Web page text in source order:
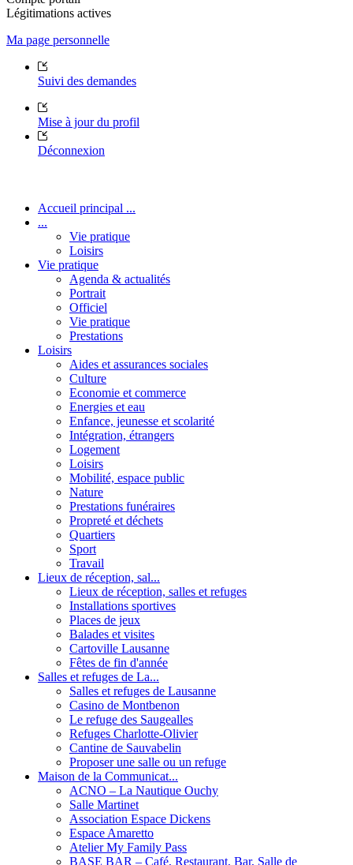
Légitimations actives
Ma page personnelle
Suivi des demandes
Mise à jour du profil
Déconnexion
Accueil principal ...
...
Vie pratique
Loisirs
Vie pratique
Agenda & actualités
Portrait
Officiel
Vie pratique
Prestations
Loisirs
Aides et assurances sociales
Culture
Economie et commerce
Energies et eau
Enfance, jeunesse et scolarité
Intégration, étrangers
Logement
Loisirs
Mobilité, espace public
Nature
Prestations funéraires
Propreté et déchets
Quartiers
Sport
Travail
Lieux de réception, sal...
Lieux de réception, salles et refuges
Installations sportives
Places de jeux
Balades et visites
Cartoville Lausanne
Fêtes de fin d'année
Salles et refuges de La...
Salles et refuges de Lausanne
Casino de Montbenon
Le refuge des Saugealles
Refuges Charlotte-Olivier
Cantine de Sauvabelin
Proposer une salle ou un refuge
Maison de la Communicat...
ACNO – La Nautique Ouchy
Salle Martinet
Association Espace Dickens
Espace Amaretto
Atelier My Family Pass
BASE BAR – Café, Restaurant, Bar, Salle de